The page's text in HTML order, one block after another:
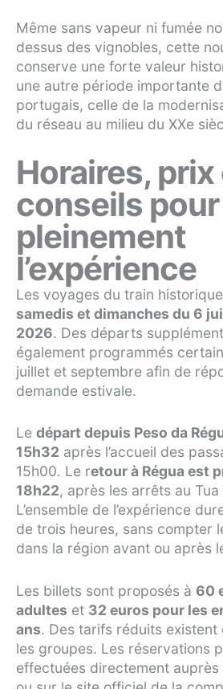
Même sans vapeur ni fumée
dessus des vignobles, cette
conserve une forte valeur
une autre période importante
portugais, celle de la
du réseau au milieu du XXe
Horaires, prix
conseils
pleinement
l’expérience
Les voyages du train
samedis et dimanches du 6
2026. Des départs
également programmés
juillet et septembre afin de
demande estivale.
Le départ depuis Peso da
15h32 après l’accueil des
15h00. Le retour à Régua est
18h22, après les arrêts au Tua
L’ensemble de l’expérience
de trois heures, sans compter
dans la région avant ou après
Les billets sont proposés à 60
adultes et 32 euros pour les
ans. Des tarifs réduits existent
les groupes. Les réservations
effectuées directement auprès